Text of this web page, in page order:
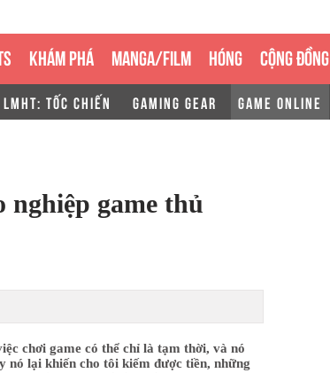
KHÁM PHÁ MANGA/FILM HÓNG CỘNG ĐỒNG
LMHT: TỐC CHIẾN GAMING GEAR GAME ONLINE
game thủ
chơi game có thể chỉ là tạm thời, và nó
nó lại khiến cho tôi kiếm được tiền, những